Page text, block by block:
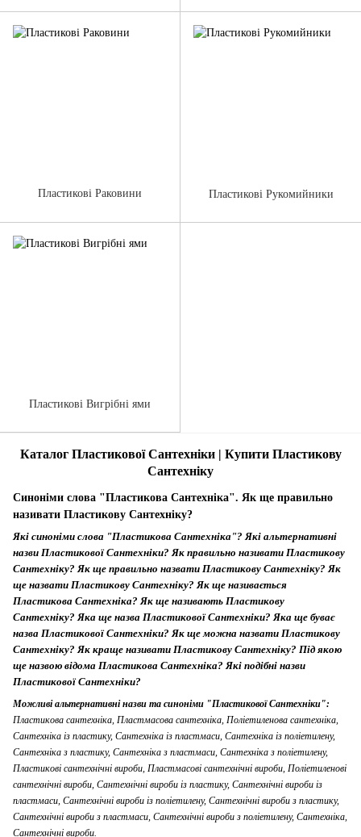
Каталог Пластикової Сантехніки | Купити Пластикову
Сантехніку
Синоніми слова "Пластикова Сантехніка". Як ще правильно
називати Пластикову Сантехніку?
Які синоніми слова "Пластикова Сантехніка"? Які альтернативні
назви Пластикової Сантехніки? Як правильно називати Пластикову
Сантехніку? Як ще правильно назвати Пластикову Сантехніку? Як
ще назвати Пластикову Сантехніку? Як ще називається
Пластикова Сантехніка? Як ще називають Пластикову
Сантехніку? Яка ще назва Пластикової Сантехніки? Яка ще буває
назва Пластикової Сантехніки? Як ще можна назвати Пластикову
Сантехніку? Як краще називати Пластикову Сантехніку? Під якою
ще назвою відома Пластикова Сантехніка? Які подібні назви
Пластикової Сантехніки?
Можливі альтернативні назви та синоніми "Пластикової Сантехніки":
Пластикова сантехніка, Пластмасова сантехніка, Поліетиленова сантехніка,
Сантехніка із пластику, Сантехніка із пластмаси, Сантехніка із поліетилену,
Сантехніка з пластику, Сантехніка з пластмаси, Сантехніка з поліетилену,
Пластикові сантехнічні вироби, Пластмасові сантехнічні вироби, Поліетиленові
сантехнічні вироби, Сантехнічні вироби із пластику, Сантехнічні вироби із
пластмаси, Сантехнічні вироби із поліетилену, Сантехнічні вироби з пластику,
Сантехнічні вироби з пластмаси, Сантехнічні вироби з поліетилену, Сантехніка,
Сантехнічні вироби.
Пластикові Раковини Пластикові Рукомийники
Пластикові Вигрібні ями